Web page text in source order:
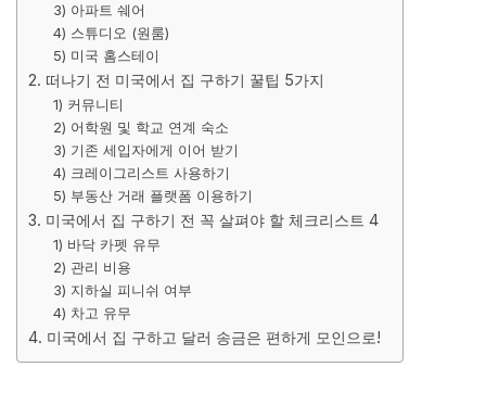
3) 아파트 쉐어
4) 스튜디오 (원룸)
5) 미국 홈스테이
2. 떠나기 전 미국에서 집 구하기 꿀팁 5가지
1) 커뮤니티
2) 어학원 및 학교 연계 숙소
3) 기존 세입자에게 이어 받기
4) 크레이그리스트 사용하기
5) 부동산 거래 플랫폼 이용하기
3. 미국에서 집 구하기 전 꼭 살펴야 할 체크리스트 4
1) 바닥 카펫 유무
2) 관리 비용
3) 지하실 피니쉬 여부
4) 차고 유무
4. 미국에서 집 구하고 달러 송금은 편하게 모인으로!